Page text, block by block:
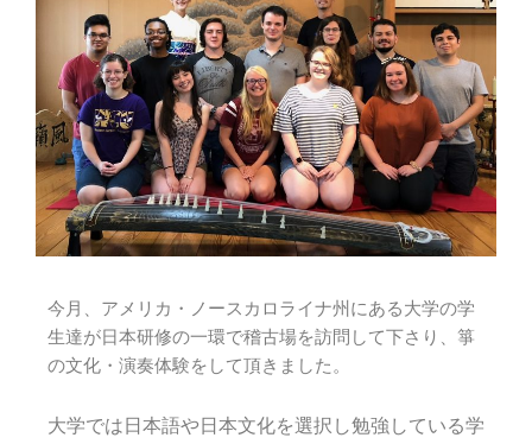
今月、アメリカ・ノースカロライナ州にある大学の学
生達が日本研修の一環で稽古場を訪問して下さり、箏
の文化・演奏体験をして頂きました。
大学では日本語や日本文化を選択し勉強している学